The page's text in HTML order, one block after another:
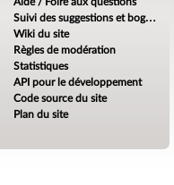
Suivi des suggestions et bogues
Wiki du site
Règles de modération
Statistiques
API pour le développement
Code source du site
Plan du site